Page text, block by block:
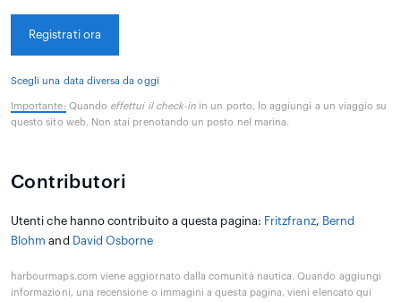
Registrati ora
Scegli una data diversa da oggi
Importante: Quando effettui il check-in in un porto, lo aggiungi a un viaggio su
questo sito web. Non stai prenotando un posto nel marina.
Contributori
Utenti che hanno contribuito a questa pagina: Fritzfranz, Bernd
Blohm and David Osborne
harbourmaps.com viene aggiornato dalla comunità nautica. Quando aggiungi
informazioni, una recensione o immagini a questa pagina, vieni elencato qui